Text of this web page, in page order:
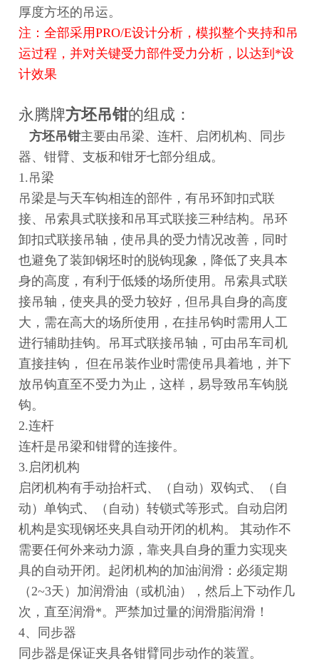
厚度方坯的吊运。
注：全部采用PRO/E设计分析，模拟整个夹持和吊
运过程，并对关键受力部件受力分析，以达到*设
计效果
永腾牌方坯吊钳的组成：
方坯吊钳主要由吊梁、连杆、启闭机构、同步
器、钳臂、支板和钳牙七部分组成。
1.吊梁
吊梁是与天车钩相连的部件，有吊环卸扣式联
接、吊索具式联接和吊耳式联接三种结构。吊环
卸扣式联接吊轴，使吊具的受力情况改善，同时
也避免了装卸钢坯时的脱钩现象，降低了夹具本
身的高度，有利于低矮的场所使用。吊索具式联
接吊轴，使夹具的受力较好，但吊具自身的高度
大，需在高大的场所使用，在挂吊钩时需用人工
进行辅助挂钩。吊耳式联接吊轴，可由吊车司机
直接挂钩， 但在吊装作业时需使吊具着地，并下
放吊钩直至不受力为止，这样，易导致吊车钩脱
钩。
2.连杆
连杆是吊梁和钳臂的连接件。
3.启闭机构
启闭机构有手动抬杆式、（自动）双钩式、（自
动）单钩式、（自动）转锁式等形式。自动启闭
机构是实现钢坯夹具自动开闭的机构。 其动作不
需要任何外来动力源，靠夹具自身的重力实现夹
具的自动开闭。起闭机构的加油润滑：必须定期
（2~3天）加润滑油（或机油），然后上下动作几
次，直至润滑*。严禁加过量的润滑脂润滑！
4、同步器
同步器是保证夹具各钳臂同步动作的装置。